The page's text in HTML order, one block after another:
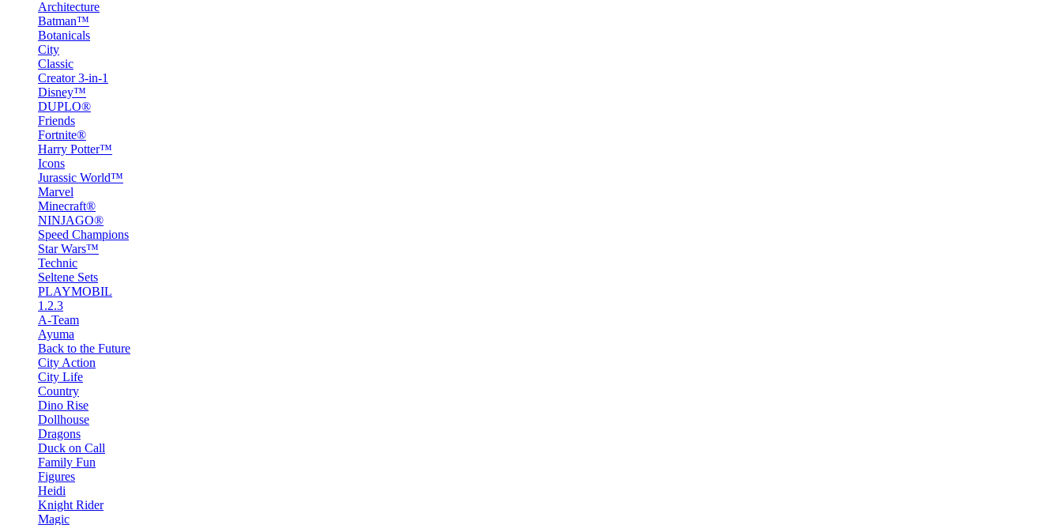
Architecture
Batman™
Botanicals
City
Classic
Creator 3-in-1
Disney™
DUPLO®
Friends
Fortnite®
Harry Potter™
Icons
Jurassic World™
Marvel
Minecraft®
NINJAGO®
Speed Champions
Star Wars™
Technic
Seltene Sets
PLAYMOBIL
1.2.3
A-Team
Ayuma
Back to the Future
City Action
City Life
Country
Dino Rise
Dollhouse
Dragons
Duck on Call
Family Fun
Figures
Heidi
Knight Rider
Magic